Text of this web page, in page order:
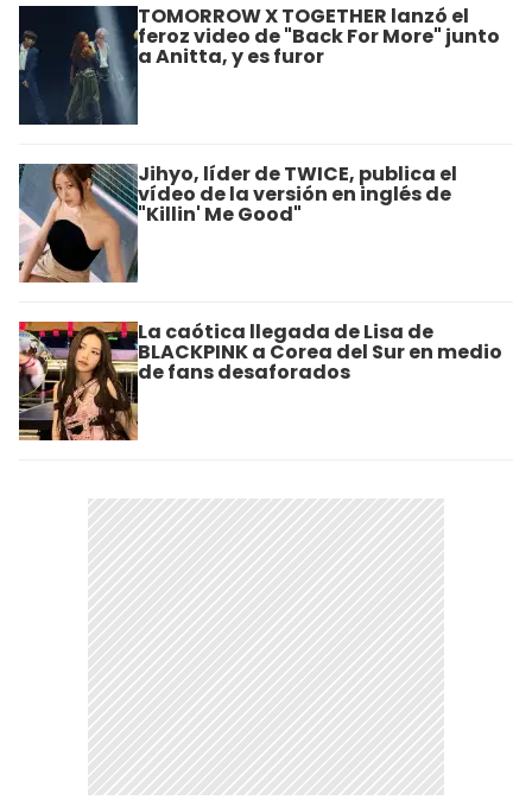
TOMORROW X TOGETHER lanzó el
feroz video de "Back For More" junto
a Anitta, y es furor
Jihyo, líder de TWICE, publica el
vídeo de la versión en inglés de
"Killin' Me Good"
La caótica llegada de Lisa de
BLACKPINK a Corea del Sur en medio
de fans desaforados